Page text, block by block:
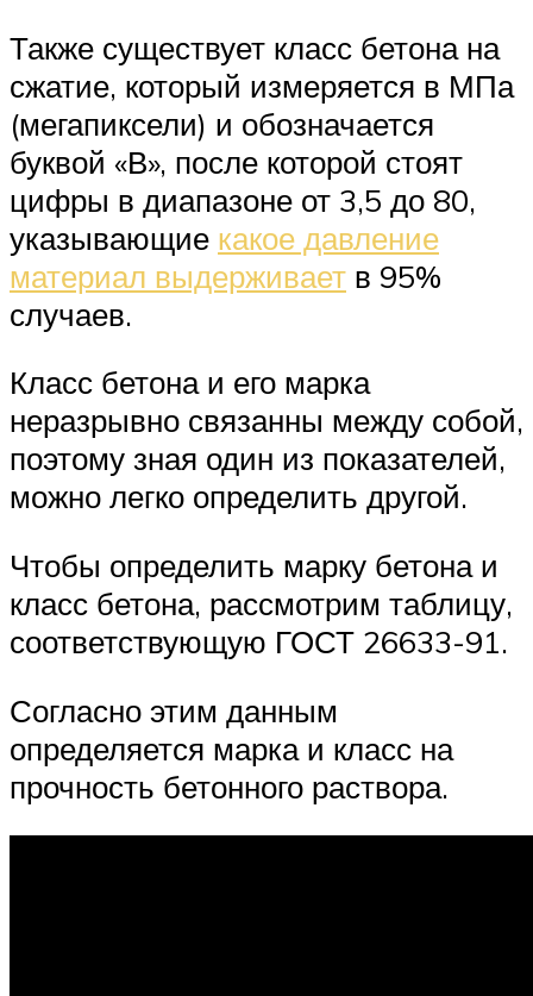
Также существует класс бетона на
сжатие, который измеряется в МПа
(мегапиксели) и обозначается
буквой «В», после которой стоят
цифры в диапазоне от 3,5 до 80,
указывающие какое давление
материал выдерживает в 95%
случаев.
Класс бетона и его марка
неразрывно связанны между собой,
поэтому зная один из показателей,
можно легко определить другой.
Чтобы определить марку бетона и
класс бетона, рассмотрим таблицу,
соответствующую ГОСТ 26633-91.
Согласно этим данным
определяется марка и класс на
прочность бетонного раствора.